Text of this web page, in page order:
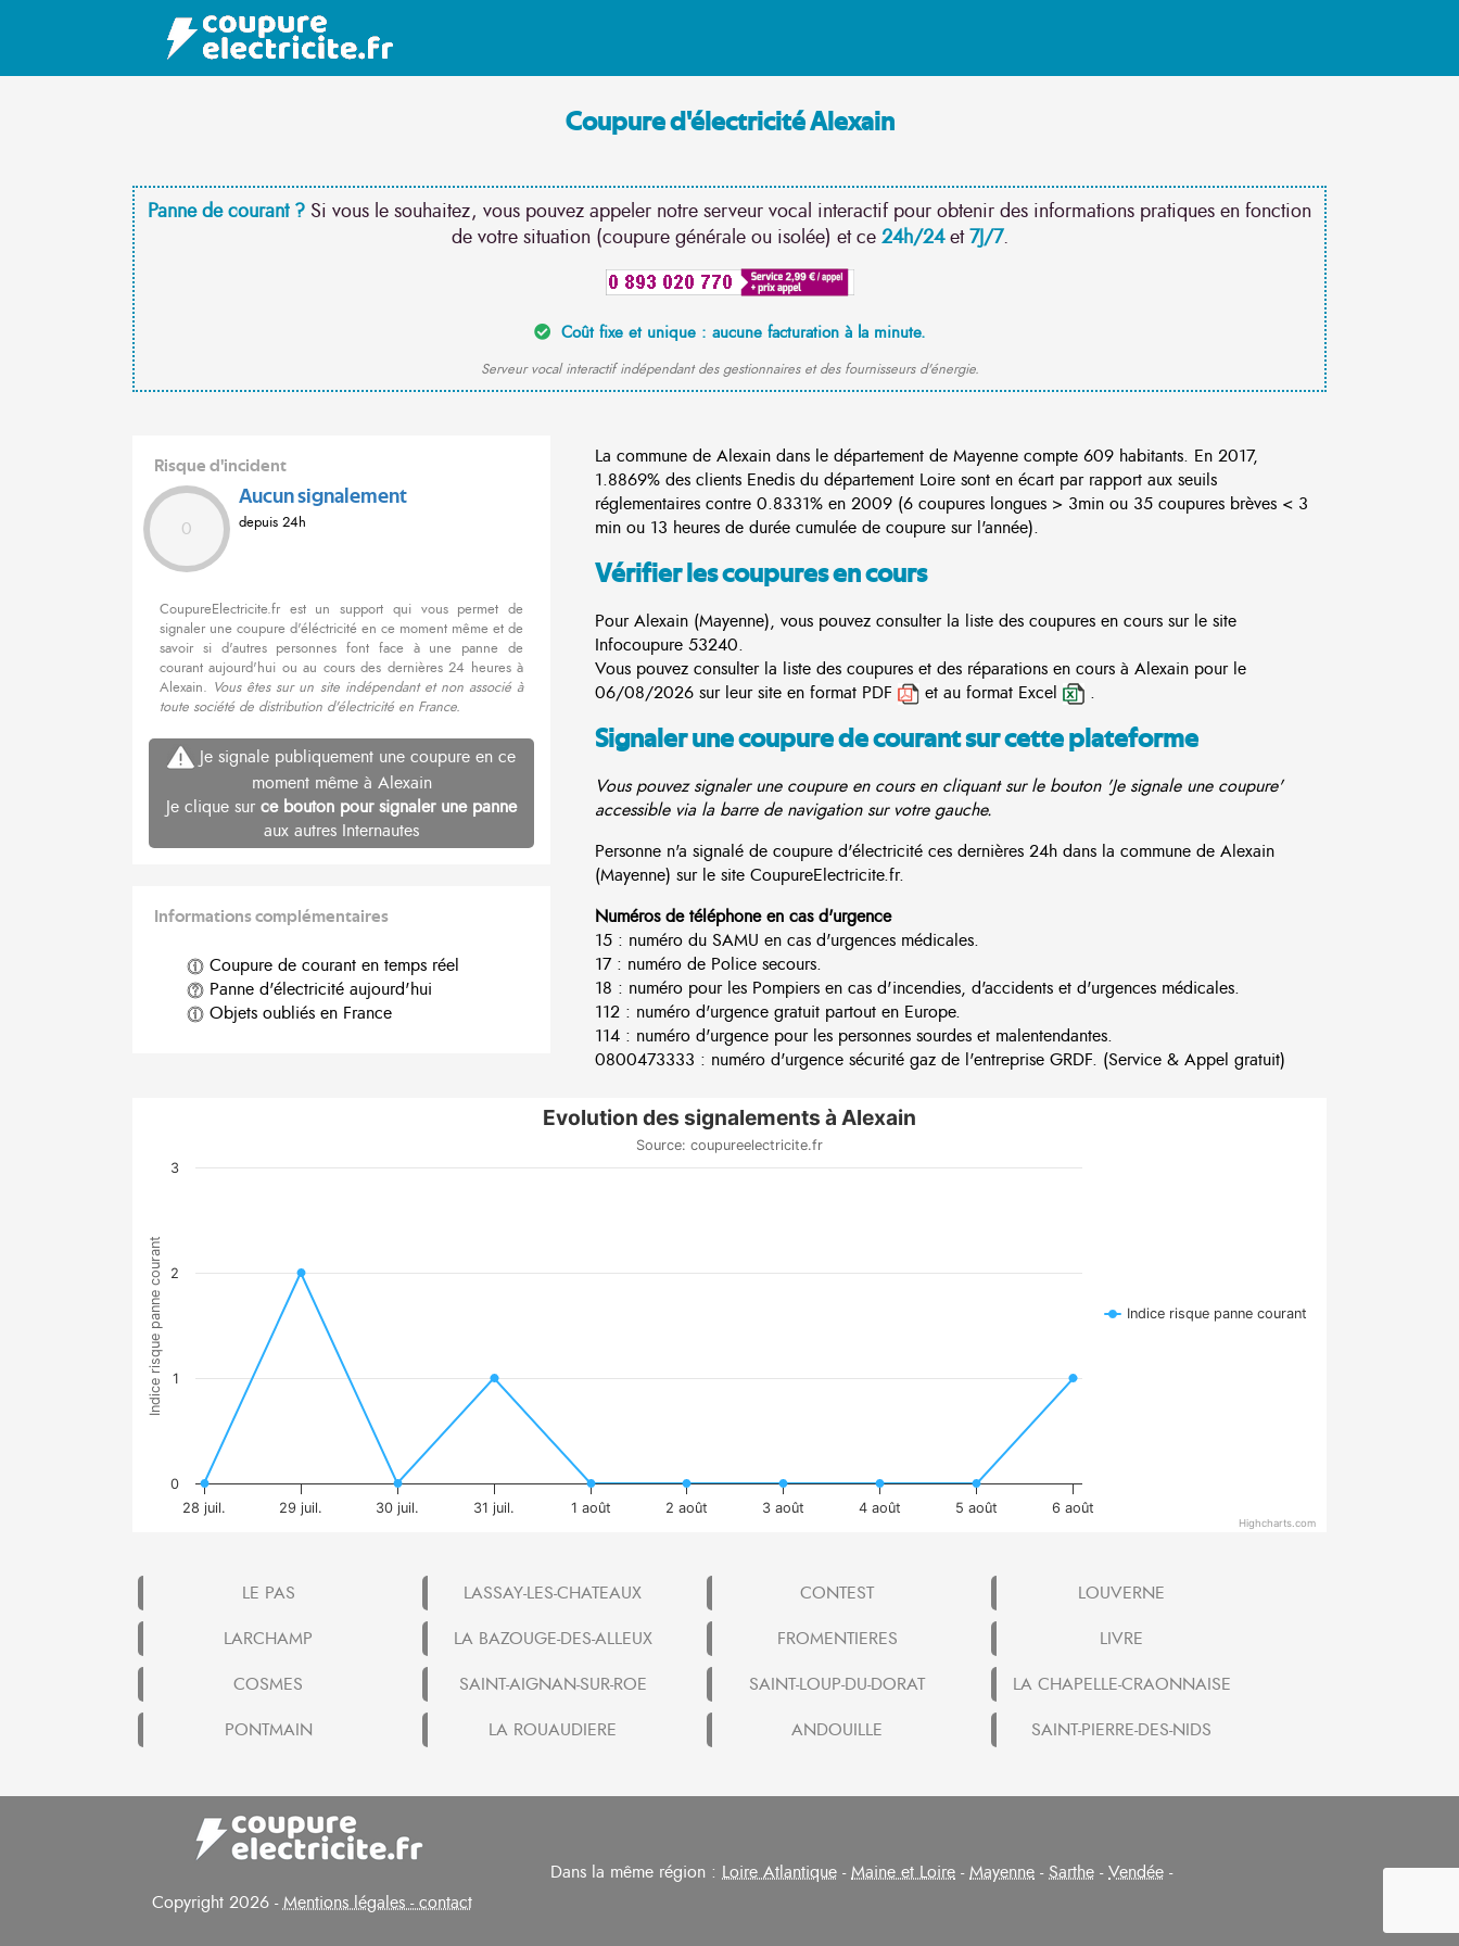
Coupure d'électricité Alexain
Panne de courant ? Si vous le souhaitez, vous pouvez appeler notre serveur vocal interactif pour obtenir des informations pratiques en fonction
de votre situation (coupure générale ou isolée) et ce 24h/24et7J/7.
Coût fixe et unique : aucune facturation à la minute.
Serveur vocal interactif indépendant des gestionnaires et des fournisseurs d'énergie.
Risque d'incident
0
Aucun signalement
depuis 24h
CoupureElectricite.fr est un support qui vous permet de
signaler une coupure d'éléctricité en ce moment même et de
savoir si d'autres personnes font face à une panne de
courant aujourd'hui ou au cours des dernières 24 heures à
Alexain. Vous êtes sur un site indépendant et non associé à
toute société de distribution d'électricité en France.
Je signale publiquement une coupure en ce
moment même à Alexain
Je clique sur ce bouton pour signaler une panne
aux autres Internautes
Informations complémentaires
Coupure de courant en temps réel
Panne d'électricité aujourd'hui
Objets oubliés en France
La commune de Alexain dans le département de Mayenne compte 609 habitants. En 2017,
1.8869% des clients Enedis du département Loire sont en écart par rapport aux seuils
réglementaires contre 0.8331% en 2009 (6 coupures longues > 3min ou 35 coupures brèves < 3
min ou 13 heures de durée cumulée de coupure sur l'année).
Vérifier les coupures en cours
Pour Alexain (Mayenne), vous pouvez consulter la liste des coupures en cours sur le site
Infocoupure 53240.
Vous pouvez consulter la liste des coupures et des réparations en cours à Alexain pour le
06/08/2026 sur leur site en format PDF
et au format Excel .
Signaler une coupure de courant sur cette plateforme
Vous pouvez signaler une coupure en cours en cliquant sur le bouton 'Je signale une coupure'
accessible via la barre de navigation sur votre gauche.
Personne n'a signalé de coupure d'électricité ces dernières 24h dans la commune de Alexain
(Mayenne) sur le site CoupureElectricite.fr.
Numéros de téléphone en cas d'urgence
15 : numéro du SAMU en cas d'urgences médicales.
17 : numéro de Police secours.
18 : numéro pour les Pompiers en cas d'incendies, d'accidents et d'urgences médicales.
112 : numéro d'urgence gratuit partout en Europe.
114 : numéro d'urgence pour les personnes sourdes et malentendantes.
0800473333 : numéro d'urgence sécurité gaz de l'entreprise GRDF. (Service & Appel gratuit)
Indice risque panne courant
Evolution des signalements à Alexain
Source: coupureelectricite.fr
Indice risque panne courant
28 juil. 29 juil. 30 juil. 31 juil. 1 août 2 août 3 août 4 août 5 août 6 août
0
1
2
3
Highcharts.com
LE PAS LASSAY-LES-CHATEAUX CONTEST
LOUVERNE
LARCHAMP
LA BAZOUGE-DES-ALLEUX FROMENTIERES
LIVRE
COSMES
SAINT-AIGNAN-SUR-ROE SAINT-LOUP-DU-DORAT
LA CHAPELLE-CRAONNAISE
PONTMAIN
LA ROUAUDIERE ANDOUILLE SAINT-PIERRE-DES-NIDS
Copyright 2026 -Mentions légales - contact
Dans la même région : Loire Atlantique -Maine et Loire -Mayenne -Sarthe -Vendée -